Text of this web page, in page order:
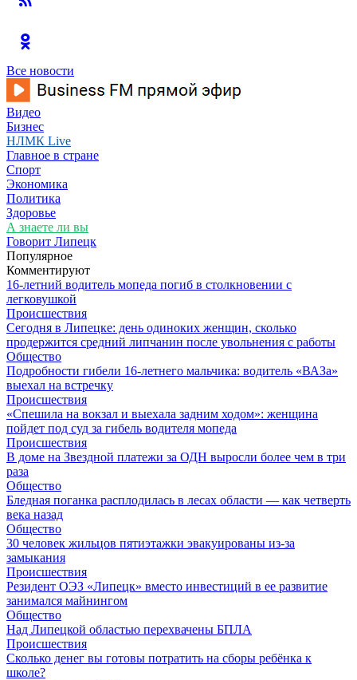
Все новости
Видео
Бизнес
НЛМК Live
Главное в стране
Спорт
Экономика
Политика
Здоровье
А знаете ли вы
Говорит Липецк
Популярное
Комментируют
16-летний водитель мопеда погиб в столкновении с
легковушкой
Происшествия
Сегодня в Липецке: день одиноких женщин, сколько
продержится средний липчанин после увольнения с работы
Общество
Подробности гибели 16-летнего мальчика: водитель «ВАЗа»
выехал на встречку
Происшествия
«Спешила на вокзал и выехала задним ходом»: женщина
пойдет под суд за гибель водителя мопеда
Происшествия
В доме на Звездной платежи за ОДН выросли более чем в три
раза
Общество
Бледная поганка расплодилась в лесах области — как четверть
века назад
Общество
30 человек жильцов пятиэтажки эвакуированы из-за
замыкания
Происшествия
Резидент ОЭЗ «Липецк» вместо инвестиций в ее развитие
занимался майнингом
Общество
Над Липецкой областью перехвачены БПЛА
Происшествия
Сколько денег вы готовы потратить на сборы ребёнка к
школе?